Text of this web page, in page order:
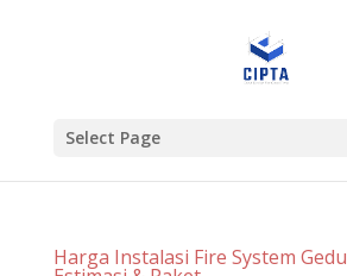
Select Page
Harga Instalasi Fire System